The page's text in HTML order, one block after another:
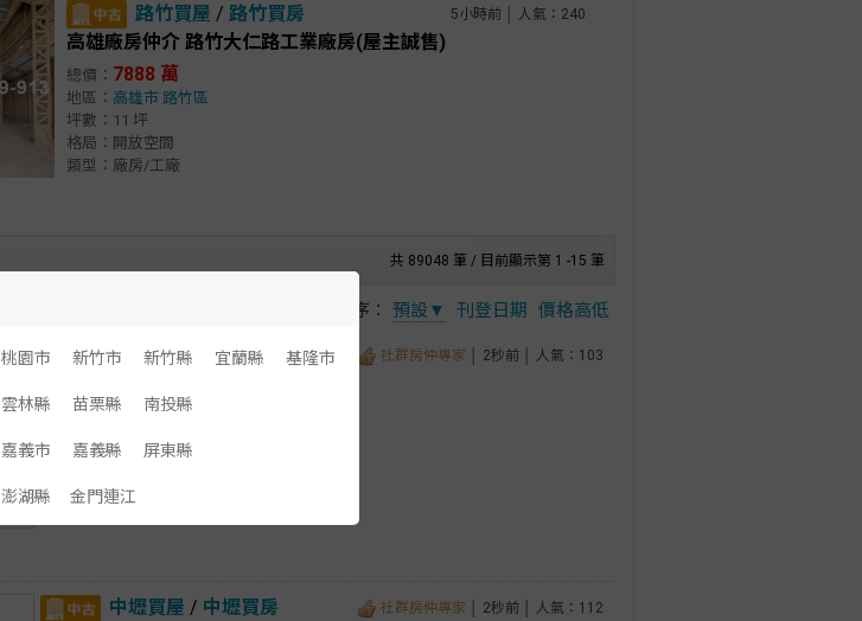
桃園市 新竹市 新竹縣 宜蘭縣 基隆市
雲林縣 苗栗縣 南投縣
嘉義市 嘉義縣 屏東縣
澎湖縣 金門連江
路竹買屋 / 路竹買房 5小時前 │ 人氣：240
高雄廠房仲介 路竹大仁路工業廠房(屋主誠售)
總價： 7888 萬
地區： 高雄市 路竹區
坪數：11 坪
格局：開放空間
類型：廠房/工廠
共 89048 筆 / 目前顯示第 1 -15 筆
排序： 預設▼ 刊登日期 價格高低
大園買土地 社群房仲專家 │ 2秒前 │ 人氣：103
1440 萬
地區：桃園市
大園區
面積：36.3 坪
類型：土地/住宅用地
中壢買屋 / 中壢買房 社群房仲專家 │ 2秒前 │ 人氣：112